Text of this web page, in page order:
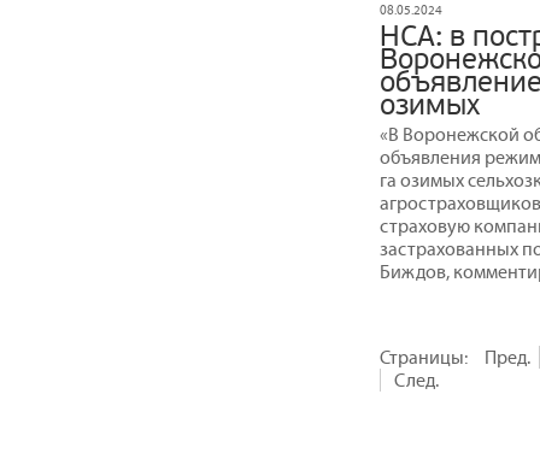
08.05.2024
НСА: в
озимых
«В Воронежской
объявления
га озимых
страховую
застрахованных
Биждов,
Страницы:
Пред.
След.